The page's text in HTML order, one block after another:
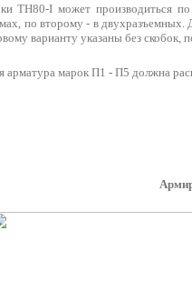
ТН80-I может производиться
по второму - в
варианту указаны без скобок,
арматура марок П1 - П5 должна